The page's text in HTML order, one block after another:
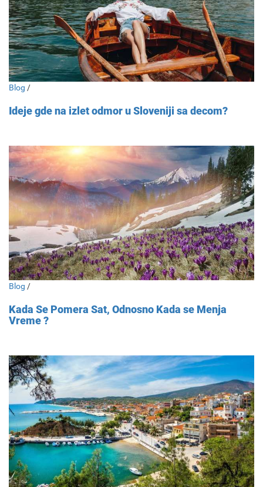
Blog /
Ideje gde na izlet odmor u Sloveniji sa decom?
Blog /
Kada Se Pomera Sat, Odnosno Kada se Menja
Vreme ?